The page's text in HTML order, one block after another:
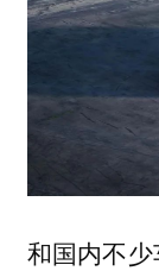
和国内不